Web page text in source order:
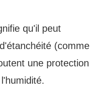
qu'il peut
(comme
une protection